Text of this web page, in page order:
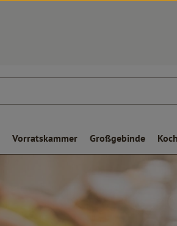
Vorratskammer Großgebinde